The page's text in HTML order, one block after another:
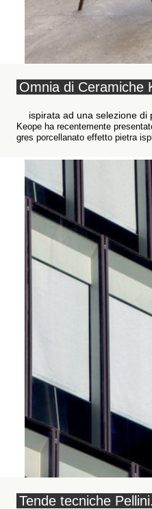
Omnia di Ceramiche
ispirata ad una selezione
Keope ha recentemente
gres porcellanato effetto pietra
Tende tecniche